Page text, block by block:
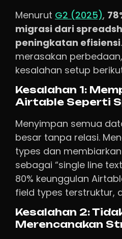
Menurut G2 (2025),
migrasi dari
peningkatan efisiensi
merasakan
kesalahan setup
Kesalahan 1:
Airtable Seperti
Menyimpan semua
besar tanpa relasi.
types dan
sebagai “single line
80% keunggulan
field types terstruktur,
Kesalahan 2:
Merencanakan